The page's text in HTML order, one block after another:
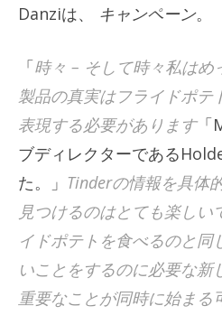
Danziは、 キャンペーン。
「時々 – そして時々私はめ
製品の真実はフライドポテ
表現する必要があります「
ブディレクターである
た。」 Tinderの情報を具体
見つけるのはとても楽しい
イドポテトを食べるのと同
いことをするのに必要な新
重要なことが同時に始まる